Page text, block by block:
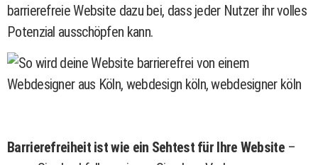
barrierefreie Website dazu bei, dass jeder Nutzer ihr volles
Potenzial ausschöpfen kann.
Barrierefreiheit ist wie ein Sehtest für Ihre Website–